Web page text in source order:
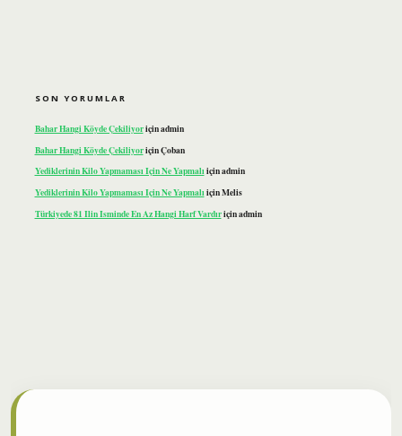
SON YORUMLAR
Bahar Hangi Köyde Çekiliyoriçinadmin
Bahar Hangi Köyde ÇekiliyoriçinÇoban
Yediklerinin Kilo Yapmaması Için Ne Yapmalıiçinadmin
Yediklerinin Kilo Yapmaması Için Ne YapmalıiçinMelis
Türkiyede 81 Ilin Isminde En Az Hangi Harf Vardıriçinadmin